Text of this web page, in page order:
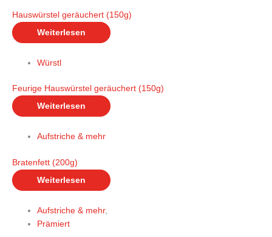
Hauswürstel geräuchert (150g)
Weiterlesen
Würstl
Feurige Hauswürstel geräuchert (150g)
Weiterlesen
Aufstriche & mehr
Bratenfett (200g)
Weiterlesen
Aufstriche & mehr,
Prämiert